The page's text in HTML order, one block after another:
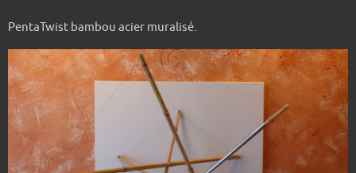
PentaTwist bambou acier muralisé.